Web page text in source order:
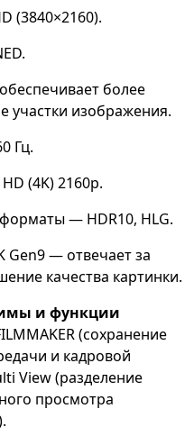
(3840×2160).
более
участки изображения.
Гц.
(4K) 2160p.
— HDR10, HLG.
Gen9 — отвечает за
качества картинки.
и функции
(сохранение
и кадровой
View (разделение
просмотра